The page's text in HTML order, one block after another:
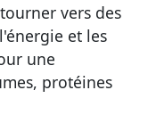
vers des
et les
une
protéines